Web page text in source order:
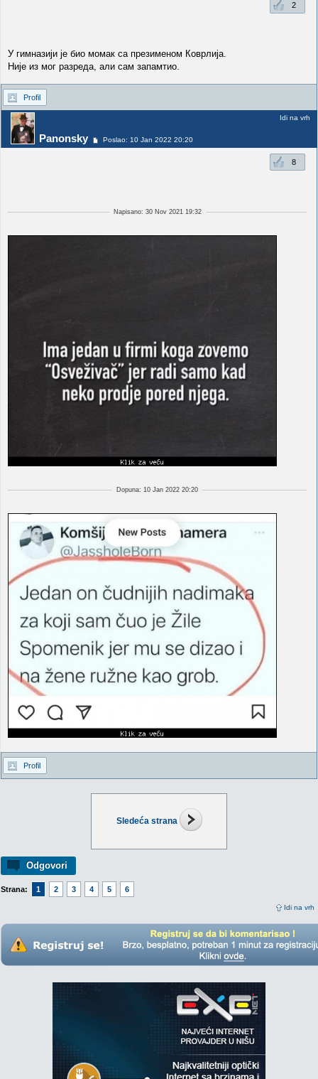
Sledeća strana
Odgovori
Strana: 1 2 3 4 5 6
Idi na vrh
2
У гимназији је био момак са презименом Коврлија.
Није из мог разреда, али сам запамтио.
Profil
Panonsky Poslao: 10 Jan 2022 20:20
Idi na vrh
8
Napisano: 30 Nov 2021 19:32
Dopuna: 10 Jan 2022 20:20
Profil